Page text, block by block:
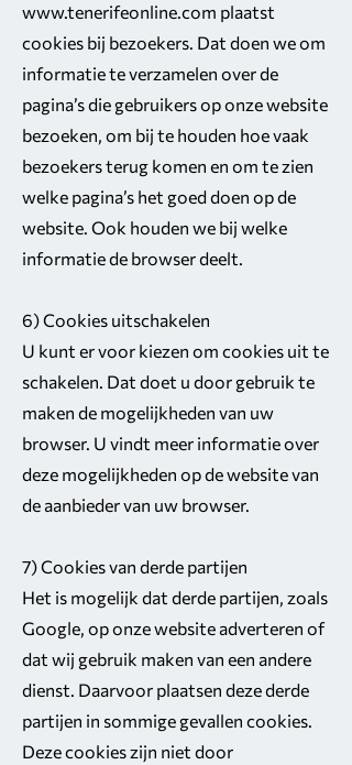
www.tenerifeonline.com plaatst
cookies bij bezoekers. Dat doen we om
informatie te verzamelen over de
pagina’s die gebruikers op onze website
bezoeken, om bij te houden hoe vaak
bezoekers terug komen en om te zien
welke pagina’s het goed doen op de
website. Ook houden we bij welke
informatie de browser deelt.
6) Cookies uitschakelen
U kunt er voor kiezen om cookies uit te
schakelen. Dat doet u door gebruik te
maken de mogelijkheden van uw
browser. U vindt meer informatie over
deze mogelijkheden op de website van
de aanbieder van uw browser.
7) Cookies van derde partijen
Het is mogelijk dat derde partijen, zoals
Google, op onze website adverteren of
dat wij gebruik maken van een andere
dienst. Daarvoor plaatsen deze derde
partijen in sommige gevallen cookies.
Deze cookies zijn niet door